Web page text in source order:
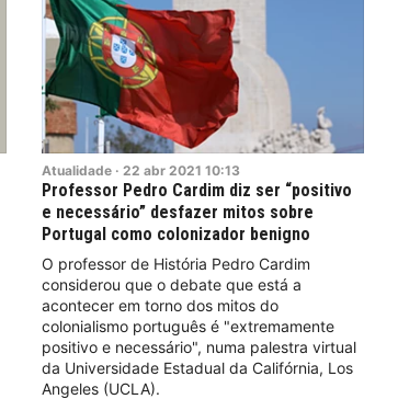
Atualidade · 22 abr 2021 10:13
Professor Pedro Cardim diz ser “positivo
e necessário” desfazer mitos sobre
Portugal como colonizador benigno
O professor de História Pedro Cardim
considerou que o debate que está a
acontecer em torno dos mitos do
colonialismo português é "extremamente
positivo e necessário", numa palestra virtual
da Universidade Estadual da Califórnia, Los
Angeles (UCLA).